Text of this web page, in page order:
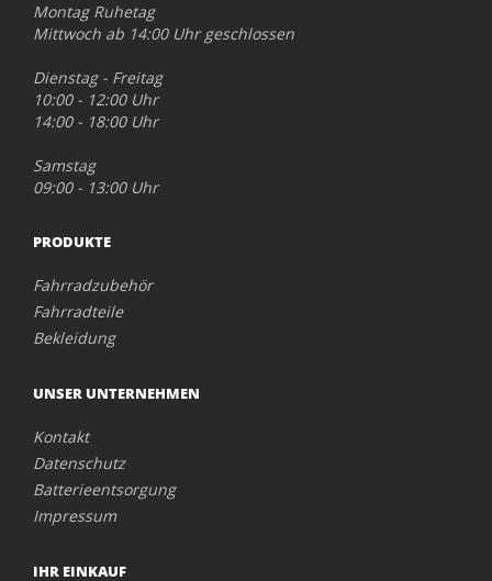
Montag Ruhetag
Mittwoch ab 14:00 Uhr geschlossen
Dienstag - Freitag
10:00 - 12:00 Uhr
14:00 - 18:00 Uhr
Samstag
09:00 - 13:00 Uhr
PRODUKTE
Fahrradzubehör
Fahrradteile
Bekleidung
UNSER UNTERNEHMEN
Kontakt
Datenschutz
Batterieentsorgung
Impressum
IHR EINKAUF